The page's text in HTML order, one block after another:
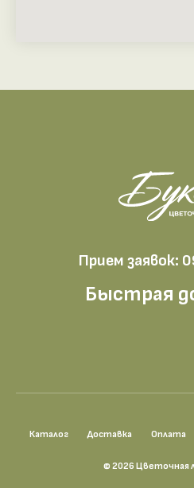
Прием заявок:
Быстрая
Каталог Доставка Оплата
© 2026 Цветочная